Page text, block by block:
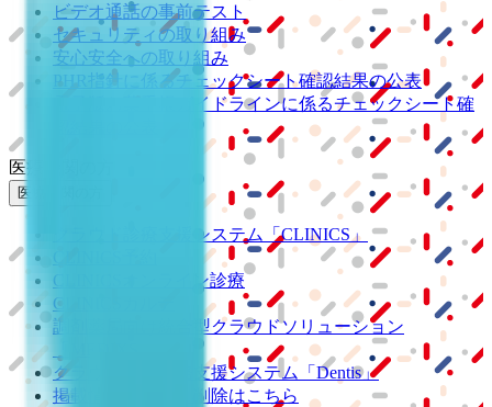
ビデオ通話の事前テスト
セキュリティの取り組み
安心安全への取り組み
PHR指針に係るチェックシート確認結果の公表
電子版お薬手帳ガイドラインに係るチェックシート確
医療機関の方
医療機関の方
支援システム
「CLINICS」
CLINICSオンライン診療
CLINICSカルテ
調剤薬局向け統合型クラウドソリューション
クラウド歯科業務
支援システム
「Dentis」
掲載情報の修正・削除はこちら